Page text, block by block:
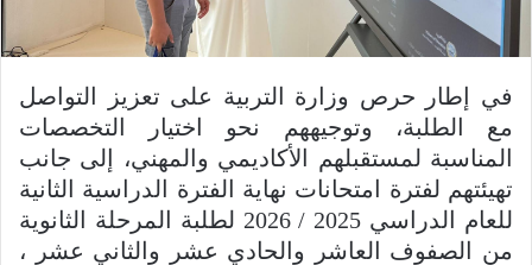
في إطار حرص وزارة التربية على تعزيز التواصل
مع الطلبة، وتوجيههم نحو اختيار التخصصات
المناسبة لمستقبلهم الأكاديمي والمهني، إلى جانب
تهيئتهم لفترة امتحانات نهاية الفترة الدراسية الثانية
للعام الدراسي 2025 / 2026 لطلبة المرحلة الثانوية
من الصفوف العاشر والحادي عشر والثاني عشر ،